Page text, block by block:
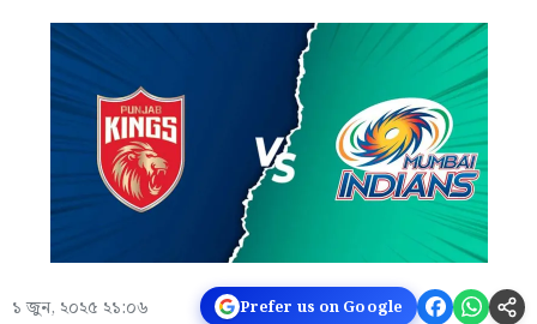
১ জুন, ২০২৫ ২১:০৬ Prefer us on Google